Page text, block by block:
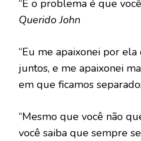
“E o problema é que
Querido John
“Eu me apaixonei por
juntos, e me apaixonei
em que ficamos
“Mesmo que você não
você saiba que sempre